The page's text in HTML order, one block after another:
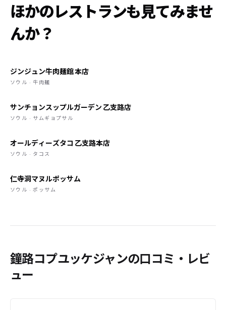
ほかのレストランも見てみませ
んか？
ジンジュン牛肉麺館 本店
ソウル · 牛肉麺
サンチョンスップルガーデン 乙支路店
ソウル · サムギョプサル
オールディーズタコ 乙支路本店
ソウル · タコス
仁寺洞マヌルポッサム
ソウル · ポッサム
鐘路コプユッケジャンの口コミ・レビ
ュー